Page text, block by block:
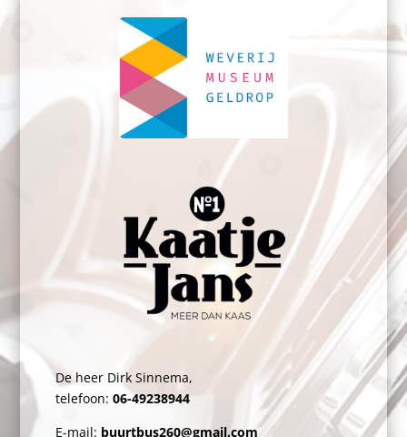
De heer Dirk Sinnema,
telefoon:06-49238944
E-mail: buurtbus260@gmail.com